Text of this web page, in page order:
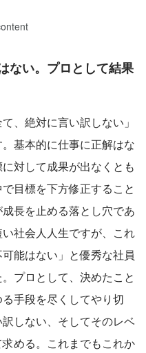
ない。プロとして結果
、絶対に言い訳しない」
基本的に仕事に正解はな
対して成果が出なくとも
目標を下方修正すること
長を止める落とし穴であ
社会人人生ですが、これ
能はない」と優秀な社員
プロとして、決めたこと
手段を尽くしてやり切
しない、そしてそのレベ
める。これまでもこれか